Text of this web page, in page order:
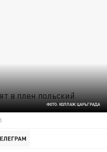
ФОТО: КОЛЛАЖ ЦАРЬГРАДА